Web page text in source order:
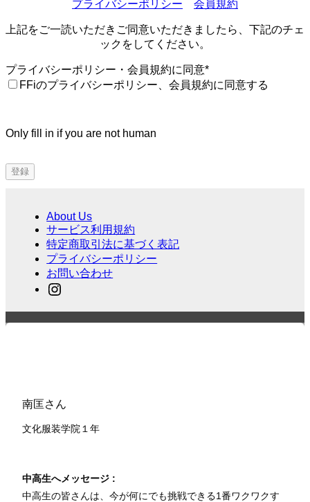
プライバシーポリシー 会員規約
上記をご一読いただきご同意いただきましたら、下記のチェ
ックをしてください。
プライバシーポリシー・会員規約に同意*
FFiのプライバシーポリシー、会員規約に同意する
Only fill in if you are not human
About Us
サービス利用規約
特定商取引法に基づく表記
プライバシーポリシー
お問い合わせ
南匡さん
文化服装学院１ 年
中高生へメッセージ :
中高生の皆さんは、今が何にでも挑戦できる1番ワクワクす